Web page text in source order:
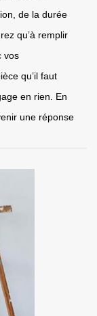
de la durée
qu’à remplir
vos
qu’il faut
en rien. En
une réponse